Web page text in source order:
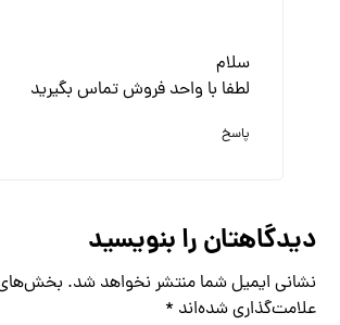
سلام
لطفا با واحد فروش تماس بگیرید
پاسخ
دیدگاهتان را بنویسید
نشانی ایمیل شما منتشر نخواهد شد. بخش‌های
علامت‌گذاری شده‌اند *